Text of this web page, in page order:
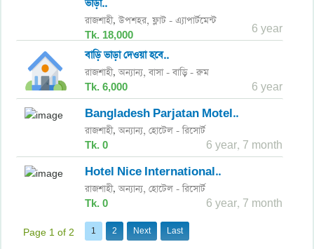
ভাড়া..
রাজশাহী,উপশহর, ফ্লাট - এ্যাপার্টমেন্ট
Tk. 18,000 6 year
বাড়ি ভাড়া দেওয়া হবে..
রাজশাহী,অন্যান্য, বাসা - বাড়ি - রুম
Tk. 6,000 6 year
Bangladesh Parjatan Motel..
রাজশাহী,অন্যান্য, হোটেল - রিসোর্ট
Tk. 0 6 year, 7 month
Hotel Nice International..
রাজশাহী,অন্যান্য, হোটেল - রিসোর্ট
Tk. 0 6 year, 7 month
Page 1 of 2 1 2 Next Last